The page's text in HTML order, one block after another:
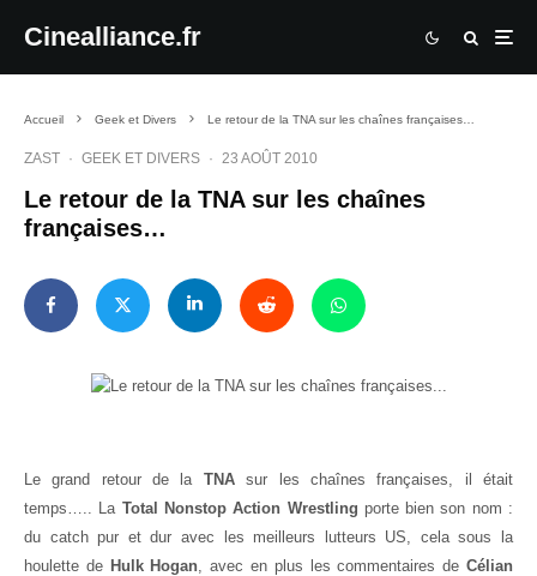
Cinealliance.fr
Accueil Geek et Divers Le retour de la TNA sur les chaînes françaises…
ZAST · GEEK ET DIVERS · 23 AOÛT 2010
Le retour de la TNA sur les chaînes
françaises…
Le grand retour de la TNAsur les chaînes françaises, il était
temps….. La Total Nonstop Action Wrestling porte bien son nom :
du catch pur et dur avec les meilleurs lutteurs US, cela sous la
houlette de Hulk Hogan, avec en plus les commentaires de Célian